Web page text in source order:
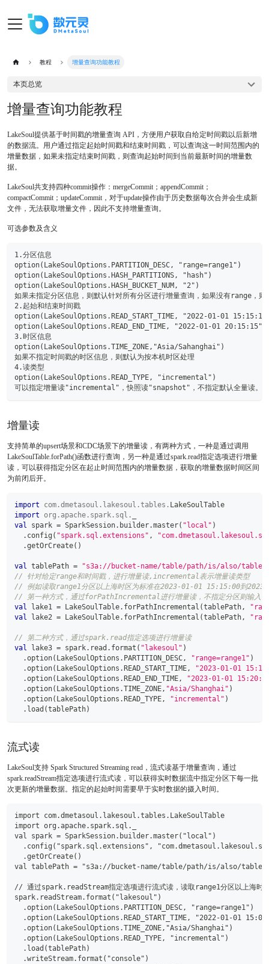
教程 增量查询功能教程
本页总览
增量查询功能教程
LakeSoul提供基于时间戳的增量查询 API，方便用户获取自给定时间戳以后新增
的数据流。用户通过指定起始时间戳和结束时间戳，可以查询这一时间范围内的
增量数据，如果未指定结束时间戳，则查询起始时间到当前最新时间的增量数
据。
LakeSoul共支持四种commit操作：mergeCommit；appendCommit；
compactCommit；updateCommit，对于update操作由于历史数据每次合并会生成新
文件，无法获取增量文件，因此不支持增量查询。
可选参数及含义
1.分区信息
option(LakeSoulOptions.PARTITION_DESC, "range=range1")
option(LakeSoulOptions.HASH_PARTITIONS, "hash")
option(LakeSoulOptions.HASH_BUCKET_NUM, "2")
如果未指定分区信息，则默认针对所有分区进行增量查询，如果没有range，则
2.起始和结束时间戳
option(LakeSoulOptions.READ_START_TIME, "2022-01-01
option(LakeSoulOptions.READ_END_TIME, "2022-01-01 20:15:15")
3.时区信息
option(LakeSoulOptions.TIME_ZONE,"Asia/Sahanghai")
如果不指定时间戳的时区信息，则默认为按本机时区处理
4.读类型
option(LakeSoulOptions.READ_TYPE, "incremental")
可以指定增量读"incremental"，快照读"snapshot"，不指定默认全量读。
增量读
支持简单的upsert场景和CDC场景下的增量读，有两种方式，一种是通过调用
LakeSoulTable.forPath()函数进行查询，另一种是通过spark.read指定选项进行增量
读，可以获得指定分区在起止时间范围内的增量数据，获取的增量数据时间区间
为前闭后开。
import com .dmetasoul . lakesoul .tables . LakeSoulTable
import org . apache . spark . sql .
val spark = SparkSession. builder.master( "local" )
. config ( "spark.sql.extensions" ,
.getOrCreate( )
val tablePath =
"s3a://bucket-name/table/path/is/also/table/
// 针对给定range和时间戳，进行增量读,incremental表示增量读类型
// 例如读取range1分区以上海时区为标准在2023-01-01 15:15:00到
// 第一种方式，通过forPathIncremental进行增量读，不指定分区则输入""
val lake1 = LakeSoulTable. forPathIncremental (tablePath,
val lake2 = LakeSoulTable. forPathIncremental (tablePath,
// 第二种方式，通过spark.read指定选项进行增量读
val lake3 = spark. read . format ( "lakesoul" )
.option( LakeSoulOptions . PARTITION_DESC, "range=range1" )
.option( LakeSoulOptions . READ_START_TIME,
"2023-01-01
.option( LakeSoulOptions . READ_END_TIME,
"2023-01-01
.option( LakeSoulOptions .TIME_ZONE, "Asia/Shanghai" )
.option( LakeSoulOptions . READ_TYPE, "incremental" )
. load (tablePath)
流式读
LakeSoul支持 Spark Structured Streaming read，流式读基于增量查询，通过
spark.readStream指定选项进行流式读，可以获得实时数据流中指定分区下每一批
次更新的增量数据。指定的起始时间需要早于实时数据的摄入时间。
import com.dmetasoul.lakesoul.tables.LakeSoulTable
import org.apache.spark.sql._
val spark = SparkSession.builder.master("local")
.config("spark.sql.extensions",
  .getOrCreate()
val tablePath = "s3a://bucket-name/table/path/is/also/table/
// 通过spark.readStream指定选项进行流式读，读取range1分区以上海时
spark.readStream.format("lakesoul")
  .option(LakeSoulOptions.PARTITION_DESC, "range=range1")
.option(LakeSoulOptions.READ_START_TIME, "2022-01-01
  .option(LakeSoulOptions.TIME_ZONE,"Asia/Shanghai")
  .option(LakeSoulOptions.READ_TYPE, "incremental")
  .load(tablePath)
  .writeStream.format("console")